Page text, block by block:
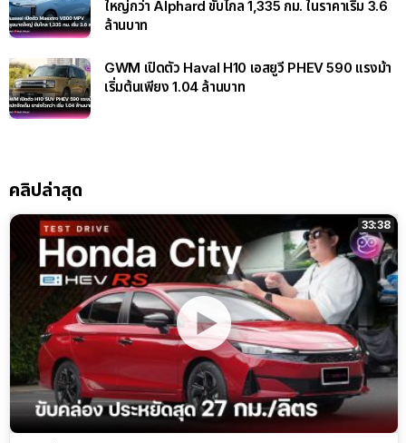
ใหญ่กว่า Alphard ขับไกล 1,335 กม. ในราคาเริ่ม 3.6
ล้านบาท
GWM เปิดตัว Haval H10 เอสยูวี PHEV 590 แรงม้า
เริ่มต้นเพียง 1.04 ล้านบาท
คลิปล่าสุด
33:38